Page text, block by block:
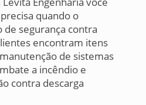
quando o
segurança contra
encontram itens
de sistemas
a incêndio e
contra descarga